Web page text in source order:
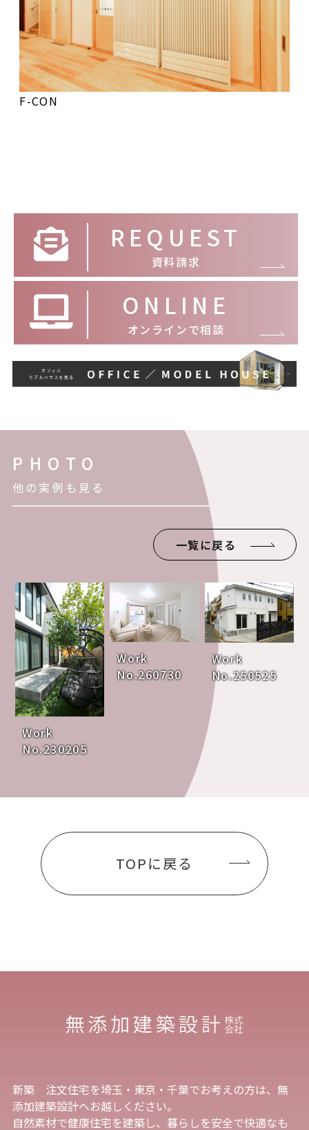
F-CON
REQUEST
資料請求
ONLINE
オンラインで相談
PHOTO
他の実例も見る
一覧に戻る
Work
No.230205
Work
No.260730
Work
No.250525
TOPに戻る
新築 注文住宅を埼玉・東京・千葉でお考えの方は、無
添加建築設計へお越しください。
自然素材で健康住宅を建築し、暮らしを安全で快適なも